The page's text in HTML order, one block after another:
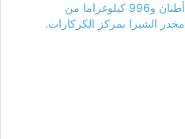
أطنان و996 كيلوغراما من
مخدر الشيرا بمركز الكركارات.